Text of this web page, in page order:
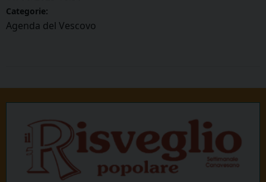
Categorie:
Agenda del Vescovo